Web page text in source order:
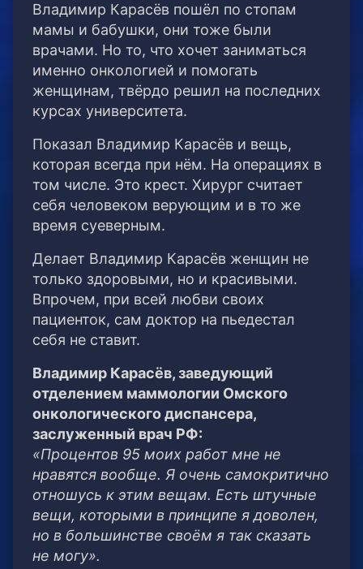
Владимир Карасёв пошёл по стопам
мамы и бабушки, они тоже были
врачами. Но то, что хочет заниматься
именно онкологией и помогать
женщинам, твёрдо решил на последних
курсах университета.
Показал Владимир Карасёв и вещь,
которая всегда при нём. На операциях в
том числе. Это крест. Хирург считает
себя человеком верующим и в то же
время суеверным.
Делает Владимир Карасёв женщин не
только здоровыми, но и красивыми.
Впрочем, при всей любви своих
пациенток, сам доктор на пьедестал
себя не ставит.
Владимир Карасёв, заведующий
отделением маммологии Омского
онкологического диспансера,
заслуженный врач РФ:
«Процентов 95 моих работ мне не
нравятся вообще. Я очень самокритично
отношусь к этим вещам. Есть штучные
вещи, которыми в принципе я доволен,
но в большинстве своём я так сказать
не могу».